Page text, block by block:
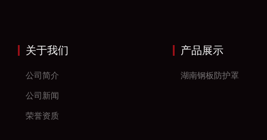
关于我们
公司简介
公司新闻
荣誉资质
产品展示
湖南钢板防护罩